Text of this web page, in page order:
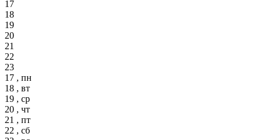
17
18
19
20
21
22
23
17 , пн
18 , вт
19 , ср
20 , чт
21 , пт
22 , сб